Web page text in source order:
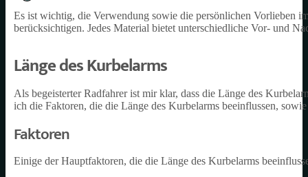
Es ist wichtig, die Verwendung sowie die persönlichen Vorlieben
berücksichtigen. Jedes Material bietet unterschiedliche Vor- und
Länge des Kurbelarms
Als begeisterter Radfahrer ist mir klar, dass die Länge des
ich die Faktoren, die die Länge des Kurbelarms beeinflussen,
Faktoren
Einige der Hauptfaktoren, die die Länge des Kurbelarms